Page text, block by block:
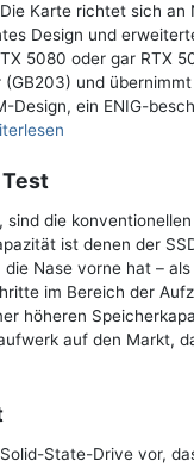
Karte richtet sich an
Design und
5080 oder gar RTX
und
Design, ein ENIG-
die
ist denen der
Nase vorne hat –
im Bereich der
höheren
auf den Markt,
State-Drive vor,